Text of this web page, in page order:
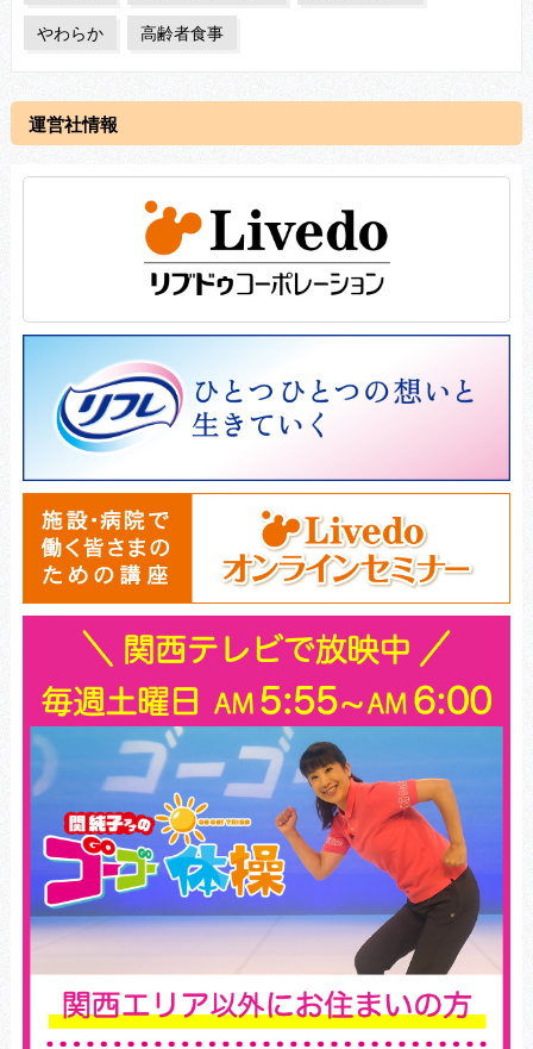
やわらか 高齢者食事
運営社情報